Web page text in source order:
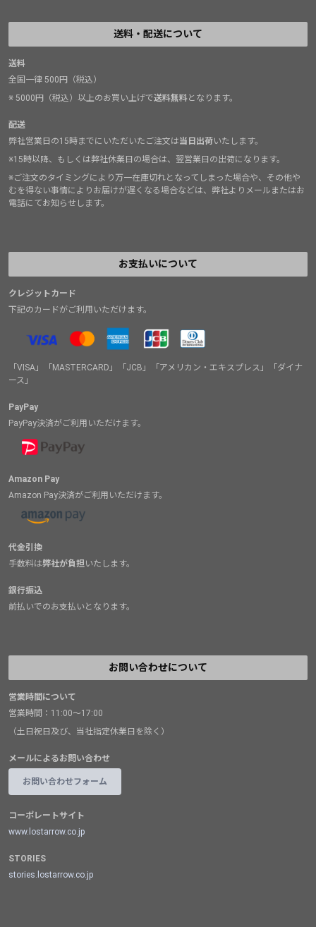
送料・配送について
送料
全国一律 500円（税込）
※ 5000円（税込）以上のお買い上げで送料無料となります。
配送
弊社営業日の15時までにいただいたご注文は当日出荷いたします。
※15時以降、もしくは弊社休業日の場合は、翌営業日の出荷になります。
※ご注文のタイミングにより万一在庫切れとなってしまった場合や、その他や
むを得ない事情によりお届けが遅くなる場合などは、弊社よりメールまたはお
電話にてお知らせします。
お支払いについて
クレジットカード
下記のカードがご利用いただけます。
「VISA」「MASTERCARD」「JCB」「アメリカン・エキスプレス」「ダイナ
ース」
PayPay
PayPay決済がご利用いただけます。
Amazon Pay
Amazon Pay決済がご利用いただけます。
代金引換
手数料は弊社が負担 いたします。
銀行振込
前払いでのお支払いとなります。
お問い合わせについて
営業時間について
営業時間：11:00～17:00
（土日祝日及び、当社指定休業日を除く）
メールによるお問い合わせ
お問い合わせフォーム
コーポレートサイト
www.lostarrow.co.jp
STORIES
stories.lostarrow.co.jp